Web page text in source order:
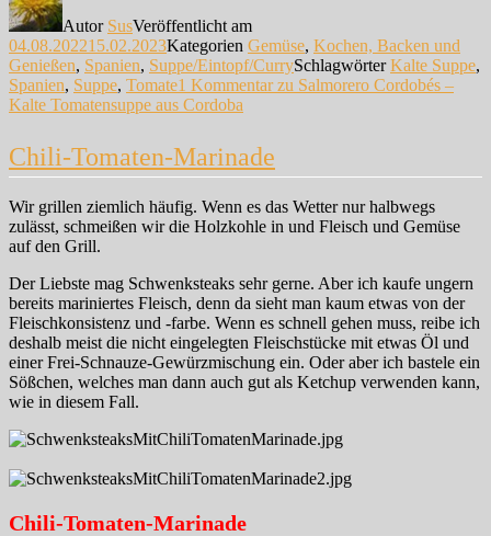
Autor SusVeröffentlicht am
04.08.202215.02.2023Kategorien Gemüse, Kochen, Backen und
Genießen, Spanien, Suppe/Eintopf/CurrySchlagwörterKalte Suppe,
Spanien, Suppe, Tomate1 Kommentarzu Salmorero Cordobés –
Kalte Tomatensuppe aus Cordoba
Chili-Tomaten-Marinade
Wir grillen ziemlich häufig. Wenn es das Wetter nur halbwegs
zulässt, schmeißen wir die Holzkohle in und Fleisch und Gemüse
auf den Grill.
Der Liebste mag Schwenksteaks sehr gerne. Aber ich kaufe ungern
bereits mariniertes Fleisch, denn da sieht man kaum etwas von der
Fleischkonsistenz und -farbe. Wenn es schnell gehen muss, reibe ich
deshalb meist die nicht eingelegten Fleischstücke mit etwas Öl und
einer Frei-Schnauze-Gewürzmischung ein. Oder aber ich bastele ein
Sößchen, welches man dann auch gut als Ketchup verwenden kann,
wie in diesem Fall.
Chili-Tomaten-Marinade